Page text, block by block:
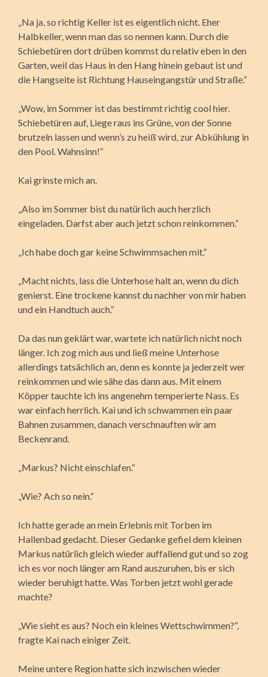
„Na ja, so richtig Keller ist es eigentlich nicht. Eher
Halbkeller, wenn man das so nennen kann. Durch die
Schiebetüren dort drüben kommst du relativ eben in den
Garten, weil das Haus in den Hang hinein gebaut ist und
die Hangseite ist Richtung Hauseingangstür und Straße.“
„Wow, im Sommer ist das bestimmt richtig cool hier.
Schiebetüren auf, Liege raus ins Grüne, von der Sonne
brutzeln lassen und wenn’s zu heiß wird, zur Abkühlung in
den Pool. Wahnsinn!“
Kai grinste mich an.
„Also im Sommer bist du natürlich auch herzlich
eingeladen. Darfst aber auch jetzt schon reinkommen.“
„Ich habe doch gar keine Schwimmsachen mit.“
„Macht nichts, lass die Unterhose halt an, wenn du dich
genierst. Eine trockene kannst du nachher von mir haben
und ein Handtuch auch.“
Da das nun geklärt war, wartete ich natürlich nicht noch
länger. Ich zog mich aus und ließ meine Unterhose
allerdings tatsächlich an, denn es konnte ja jederzeit wer
reinkommen und wie sähe das dann aus. Mit einem
Köpper tauchte ich ins angenehm temperierte Nass. Es
war einfach herrlich. Kai und ich schwammen ein paar
Bahnen zusammen, danach verschnauften wir am
Beckenrand.
„Markus? Nicht einschlafen.“
„Wie? Ach so nein.“
Ich hatte gerade an mein Erlebnis mit Torben im
Hallenbad gedacht. Dieser Gedanke gefiel dem kleinen
Markus natürlich gleich wieder auffallend gut und so zog
ich es vor noch länger am Rand auszuruhen, bis er sich
wieder beruhigt hatte. Was Torben jetzt wohl gerade
machte?
„Wie sieht es aus? Noch ein kleines Wettschwimmen?“,
fragte Kai nach einiger Zeit.
Meine untere Region hatte sich inzwischen wieder